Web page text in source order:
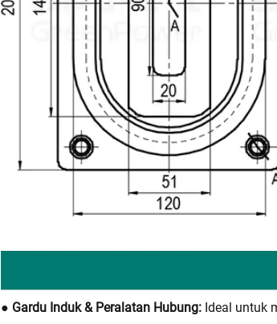
● Gardu Induk & Peralatan Hubung: Ideal untuk